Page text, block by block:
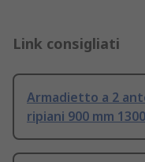
Link consigliati
Armadietto a 2
ripiani 900 mm